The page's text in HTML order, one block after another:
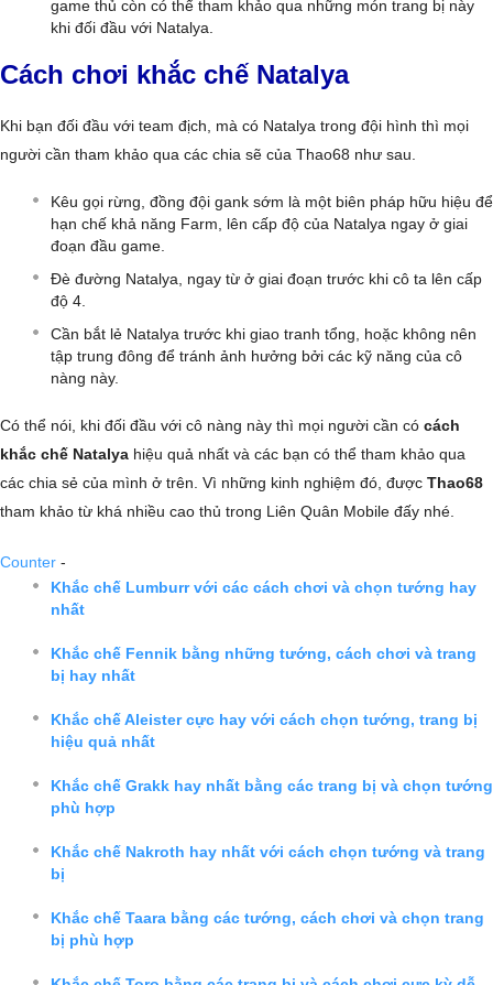
game thủ còn có thể tham khảo qua những món trang bị này
khi đối đầu với Natalya.
Cách chơi khắc chế Natalya
Khi bạn đối đầu với team địch, mà có Natalya trong đội hình thì mọi
người cần tham khảo qua các chia sẽ của Thao68 như sau.
Kêu gọi rừng, đồng đội gank sớm là một biên pháp hữu hiệu để
hạn chế khả năng Farm, lên cấp độ của Natalya ngay ở giai
đoạn đầu game.
Đè đường Natalya, ngay từ ở giai đoạn trước khi cô ta lên cấp
độ 4.
Cần bắt lẻ Natalya trước khi giao tranh tổng, hoặc không nên
tập trung đông để tránh ảnh hưởng bởi các kỹ năng của cô
nàng này.
Có thể nói, khi đối đầu với cô nàng này thì mọi người cần có cách
khắc chế Natalya hiệu quả nhất và các bạn có thể tham khảo qua
các chia sẻ của mình ở trên. Vì những kinh nghiệm đó, được Thao68
tham khảo từ khá nhiều cao thủ trong Liên Quân Mobile đấy nhé.
Counter -
Khắc chế Lumburr với các cách chơi và chọn tướng hay
nhất
Khắc chế Fennik bằng những tướng, cách chơi và trang
bị hay nhất
Khắc chế Aleister cực hay với cách chọn tướng, trang bị
hiệu quả nhất
Khắc chế Grakk hay nhất bằng các trang bị và chọn tướng
phù hợp
Khắc chế Nakroth hay nhất với cách chọn tướng và trang
bị
Khắc chế Taara bằng các tướng, cách chơi và chọn trang
bị phù hợp